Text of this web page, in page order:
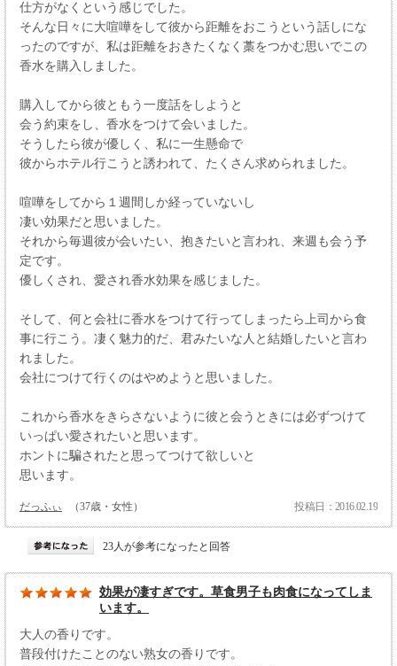
仕方がなくという感じでした。
そんな日々に大喧嘩をして彼から距離をおこうという話しにな
ったのですが、私は距離をおきたくなく藁をつかむ思いでこの
香水を購入しました。
購入してから彼ともう一度話をしようと
会う約束をし、香水をつけて会いました。
そうしたら彼が優しく、私に一生懸命で
彼からホテル行こうと誘われて、たくさん求められました。
喧嘩をしてから１週間しか経っていないし
凄い効果だと思いました。
それから毎週彼が会いたい、抱きたいと言われ、来週も会う予
定です。
優しくされ、愛され香水効果を感じました。
そして、何と会社に香水をつけて行ってしまったら上司から食
事に行こう。凄く魅力的だ、君みたいな人と結婚したいと言わ
れました。
会社につけて行くのはやめようと思いました。
これから香水をきらさないように彼と会うときには必ずつけて
いっぱい愛されたいと思います。
ホントに騙されたと思ってつけて欲しいと
思います。
だっふぃ （37歳・女性） 投稿日：2016.02.19
23人が参考になったと回答
効果が凄すぎです。草食男子も肉食になってしま
います。
大人の香りです。
普段付けたことのない熟女の香りです。